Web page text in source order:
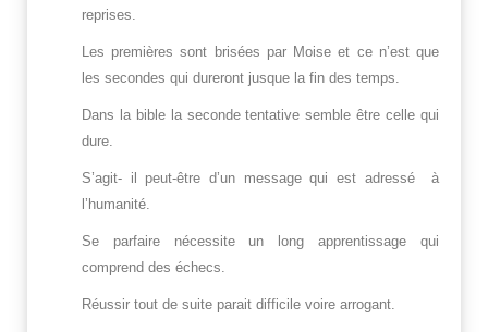
reprises.
Les premières sont brisées par Moise et ce n’est que
les secondes qui dureront jusque la fin des temps.
Dans la bible la seconde tentative semble être celle qui
dure.
S’agit- il peut-être d’un message qui est adressé à
l’humanité.
Se parfaire nécessite un long apprentissage qui
comprend des échecs.
Réussir tout de suite parait difficile voire arrogant.